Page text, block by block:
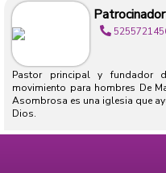
Pastor principal y fundador
movimiento para hombres De
Asombrosa es una iglesia que
Dios.